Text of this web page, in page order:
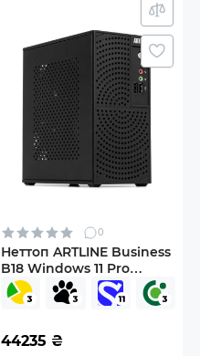
0
Неттоп ARTLINE Business
B18 Windows 11 Pro
(B18v03Win)
44235 ₴